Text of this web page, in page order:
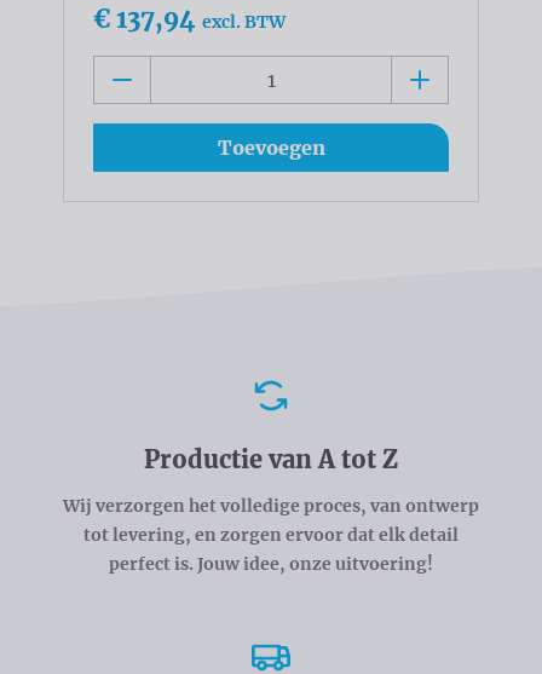
€ 137,94 excl. BTW
Toevoegen
Productie van A tot Z
Wij verzorgen het volledige proces, van ontwerp
tot levering, en zorgen ervoor dat elk detail
perfect is. Jouw idee, onze uitvoering!